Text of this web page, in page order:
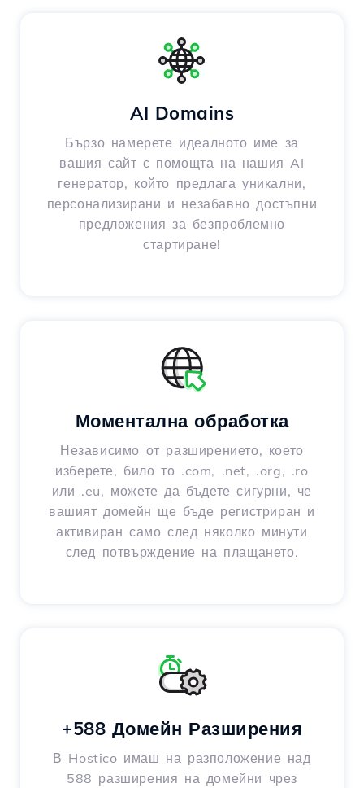
AI Domains
Бързо намерете идеалното име за
вашия сайт с помощта на нашия AI
генератор, който предлага уникални,
персонализирани и незабавно достъпни
предложения за безпроблемно
стартиране!
Моментална обработка
Независимо от разширението, което
изберете, било то .com, .net, .org, .ro
или .eu, можете да бъдете сигурни, че
вашият домейн ще бъде регистриран и
активиран само след няколко минути
след потвърждение на плащането.
+588 Домейн Разширения
В Hostico имаш на разположение над
588 разширения на домейни чрез